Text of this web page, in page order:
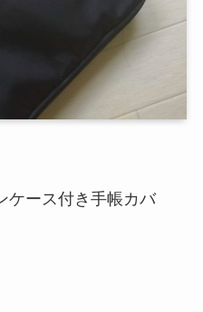
ケース付き手帳カバ